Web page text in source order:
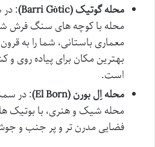
محله گوتیک (Barri Gòtic)
: در
محله با کوچه های سنگ فرش
معماری باستانی، شما را به
بهترین مکان برای پیاده روی و
است.
محله اِل بورن (El Born)
: در
محله شیک و هنری، با بوتیک ها،
فضایی مدرن تر و پر جنب و